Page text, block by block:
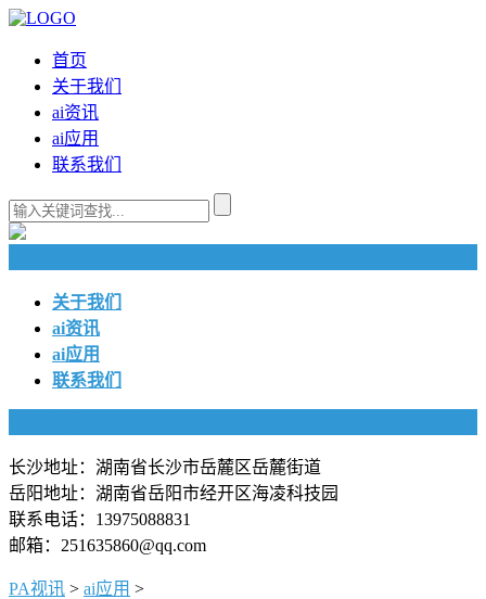
首页
关于我们
ai资讯
ai应用
联系我们
关于我们
ai资讯
ai应用
联系我们
长沙地址：湖南省长沙市岳麓区岳麓街道
岳阳地址：湖南省岳阳市经开区海凌科技园
联系电话：13975088831
邮箱：251635860@qq.com
PA视讯 > ai应用 >